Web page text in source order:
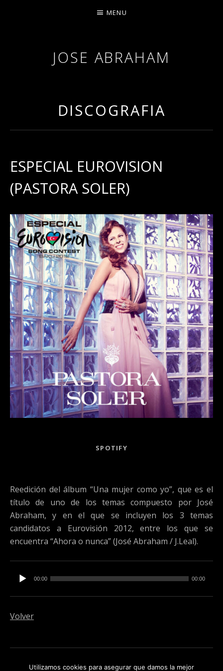
JOSE ABRAHAM
MENU
DISCOGRAFIA
ESPECIAL EUROVISION
(PASTORA SOLER)
RECORD DETAILS
SPOTIFY
Reedición del álbum “Una mujer como yo”, que es el
título de uno de los temas compuesto por José
Abraham, y en el que se incluyen los 3 temas
candidatos a Eurovisión 2012, entre los que se
encuentra “Ahora o nunca” (José Abraham / J.Leal).
00:00 00:00
Volver
Social Media Profilesinstagram
Spotify
Utilizamos cookies para asegurar que damos la mejor